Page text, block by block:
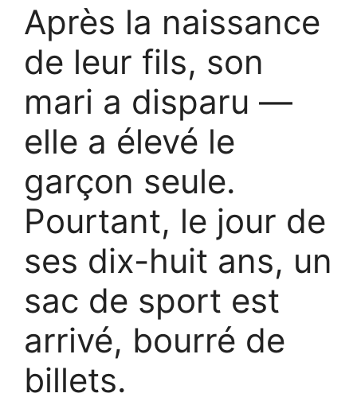
Après la naissance
de leur fils, son
mari a disparu —
elle a élevé le
garçon seule.
Pourtant, le jour de
ses dix-huit ans, un
sac de sport est
arrivé, bourré de
billets.